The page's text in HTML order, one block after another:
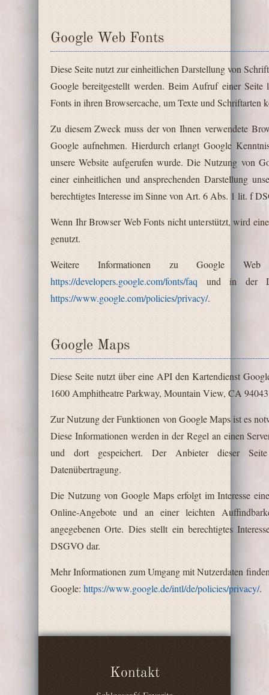
Google Web Fonts
Diese Seite nutzt zur einheitlichen Darstellung von
Google bereitgestellt werden. Beim Aufruf einer
Fonts in ihren Browsercache, um Texte und Schriftarten
Zu diesem Zweck muss der von Ihnen verwendete
Google aufnehmen. Hierdurch erlangt Google
unsere Website aufgerufen wurde. Die Nutzung von
einer einheitlichen und ansprechenden Darstellung
berechtigtes Interesse im Sinne von Art. 6 Abs. 1 lit. f
Wenn Ihr Browser Web Fonts nicht unterstützt, wird
genutzt.
Weitere Informationen zu Google
https://developers.google.com/fonts/faq und in der
https://www.google.com/policies/privacy/.
Google Maps
Diese Seite nutzt über eine API den Kartendienst
1600 Amphitheatre Parkway, Mountain View, CA
Zur Nutzung der Funktionen von Google Maps ist es
Diese Informationen werden in der Regel an einen
und dort gespeichert. Der Anbieter dieser
Datenübertragung.
Die Nutzung von Google Maps erfolgt im Interesse
Online-Angebote und an einer leichten
angegebenen Orte. Dies stellt ein berechtigtes
DSGVO dar.
Mehr Informationen zum Umgang mit Nutzerdaten
Google: https://www.google.de/intl/de/policies/privacy/.
Kontakt